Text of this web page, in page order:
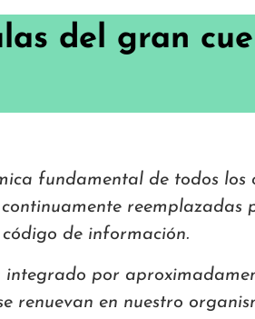
del gran
fundamental de todos los
de información.
por
renuevan en nuestro